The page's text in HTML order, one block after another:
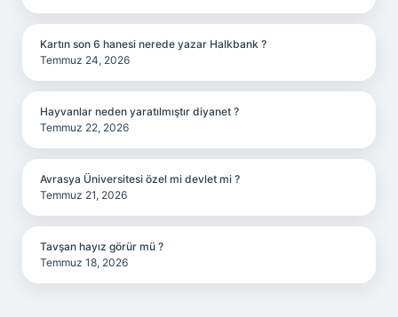
Kartın son 6 hanesi nerede yazar Halkbank ?
Temmuz 24, 2026
Hayvanlar neden yaratılmıştır diyanet ?
Temmuz 22, 2026
Avrasya Üniversitesi özel mi devlet mi ?
Temmuz 21, 2026
Tavşan hayız görür mü ?
Temmuz 18, 2026